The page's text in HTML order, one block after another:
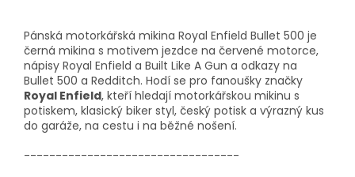
Pánská motorkářská mikina Royal Enfield Bullet 500 je
černá mikina s motivem jezdce na červené motorce,
nápisy Royal Enfield a Built Like A Gun a odkazy na
Bullet 500 a Redditch. Hodí se pro fanoušky značky
Royal Enfield, kteří hledají motorkářskou mikinu s
potiskem, klasický biker styl, český potisk a výrazný kus
do garáže, na cestu i na běžné nošení.
----------------------------------